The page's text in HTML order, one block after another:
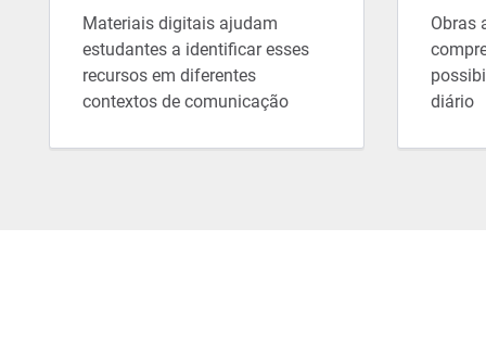
Materiais digitais ajudam
estudantes a identificar esses
recursos em diferentes
contextos de comunicação
Obras
diário